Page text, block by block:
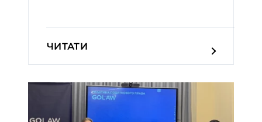
ЧИТАТИ